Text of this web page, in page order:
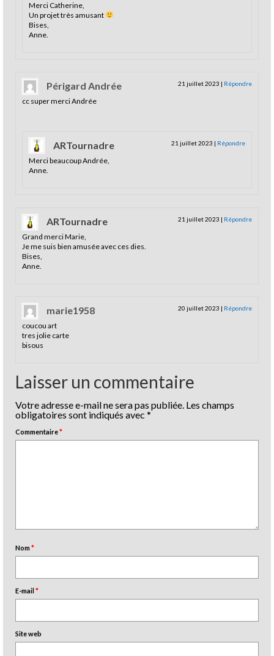
Merci Catherine,
Un projet très amusant
Bises,
Anne.
Périgard Andrée 21 juillet 2023 | Répondre
cc super merci Andrée
ARTournadre 21 juillet 2023 | Répondre
Merci beaucoup Andrée,
Anne.
ARTournadre 21 juillet 2023 | Répondre
Grand merci Marie,
Je me suis bien amusée avec ces dies.
Bises,
Anne.
marie1958 20 juillet 2023 | Répondre
coucou art
tres jolie carte
bisous
Laisser un commentaire
Votre adresse e-mail ne sera pas publiée. Les champs
obligatoires sont indiqués avec *
Commentaire*
Nom*
E-mail*
Site web